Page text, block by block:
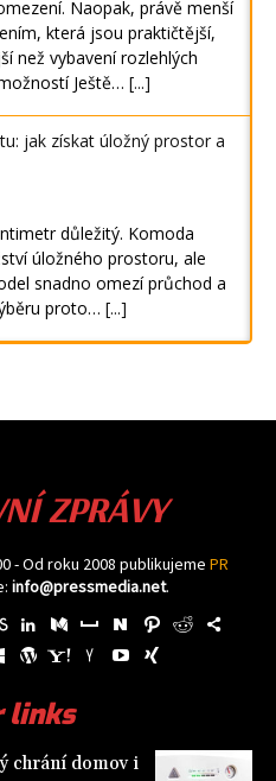
Naopak, právě menší
která jsou praktičtější,
než vybavení rozlehlých
Ještě… [...]
jak získat úložný prostor a
důležitý. Komoda
úložného prostoru, ale
snadno omezí průchod a
proto… [...]
ZPRÁVY
- Od roku 2008 publikujeme PR
info@pressmedia.net.
links
chrání domov i